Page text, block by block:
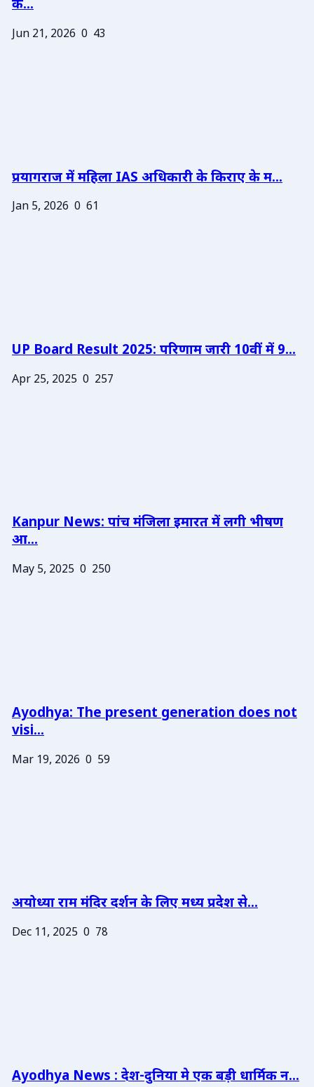
के...
Jun 21, 2026 0 43
प्रयागराज में महिला IAS अधिकारी के किराए के म...
Jan 5, 2026 0 61
UP Board Result 2025: परिणाम जारी 10वीं में 9...
Apr 25, 2025 0 257
Kanpur News: पांच मंजिला इमारत में लगी भीषण
आ...
May 5, 2025 0 250
Ayodhya: The present generation does not
visi...
Mar 19, 2026 0 59
अयोध्या राम मंदिर दर्शन के लिए मध्य प्रदेश से...
Dec 11, 2025 0 78
Ayodhya News : देश-दुनिया मे एक बड़ी धार्मिक न...